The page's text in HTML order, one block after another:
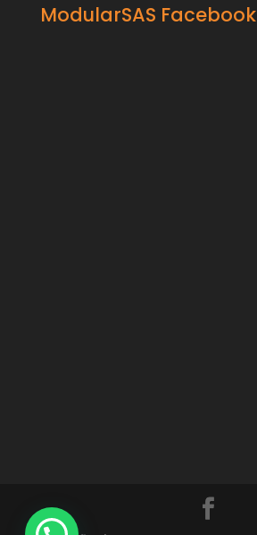
ModularSAS Facebook